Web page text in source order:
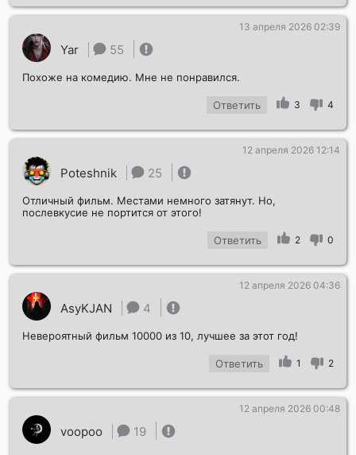
Yar 55
13 апреля 2026 02:39
Похоже на комедию. Мне не понравился.
Ответить 3 4
Poteshnik 25
12 апреля 2026 12:14
Отличный фильм. Местами немного затянут. Но,
послевкусие не портится от этого!
Ответить 2 0
AsyKJAN 4
12 апреля 2026 04:36
Невероятный фильм 10000 из 10, лучшее за этот год!
Ответить 1 2
voopoo 19
12 апреля 2026 00:48